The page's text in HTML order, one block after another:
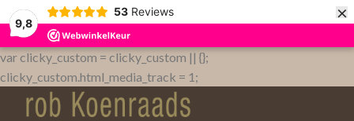
9,8
53 Reviews ×
var clicky_custom = clicky_custom || {};
clicky_custom.html_media_track = 1;